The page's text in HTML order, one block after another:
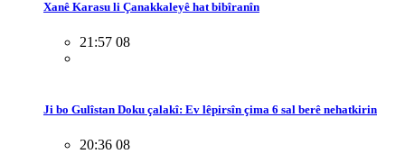
Xanê Karasu li Çanakkaleyê hat bibîranîn
21:57 08
Ji bo Gulîstan Doku çalakî: Ev lêpirsîn çima 6 sal berê nehatkirin
20:36 08